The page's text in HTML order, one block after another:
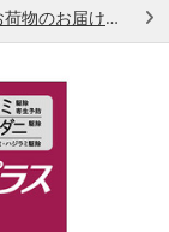
熊本県熊本地方で発生した地震によるお荷物のお届け状況について （7/28）